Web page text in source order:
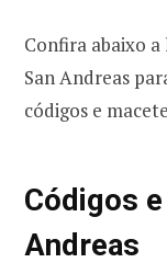
Confira abaixo
San Andreas
códigos e
Códigos
Andreas